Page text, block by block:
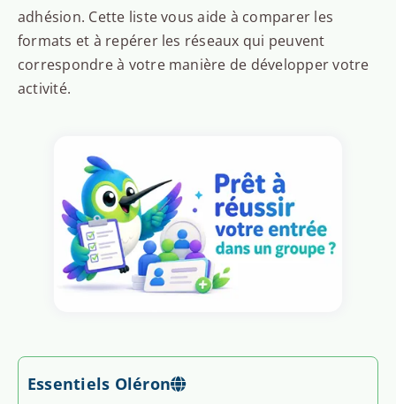
adhésion. Cette liste vous aide à comparer les
formats et à repérer les réseaux qui peuvent
correspondre à votre manière de développer votre
activité.
Essentiels Oléron